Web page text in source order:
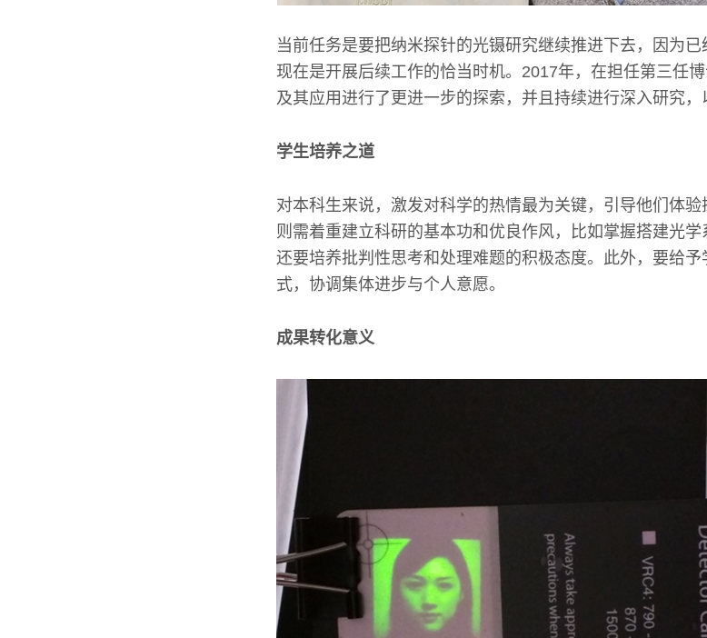
当前任务是要把纳米探针的光镊研究继续推进下去，因为已
现在是开展后续工作的恰当时机。2017年，在担任第三任
及其应用进行了更进一步的探索，并且持续进行深入研究，
学生培养之道
对本科生来说，激发对科学的热情最为关键，引导他们体验
则需着重建立科研的基本功和优良作风，比如掌握搭建光学
还要培养批判性思考和处理难题的积极态度。此外，要给
式，协调集体进步与个人意愿。
成果转化意义